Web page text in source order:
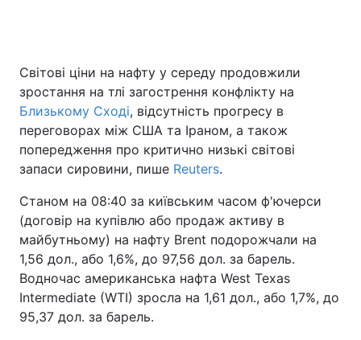
Україна Політика
Економіка Світ
Спорт Наука
Техно і зв'язок Лайт
Зброя Інциденти
Здоров'я Туризм
Цікавинки Погода
Світові ціни на нафту у середу продовжили
зростання на тлі загострення конфлікту на
Близькому Сході, відсутність прогресу в
переговорах між США та Іраном, а також
попередження про критично низькі світові
запаси сировини, пише Reuters.
Станом на 08:40 за київським часом ф'ючерси
(договір на купівлю або продаж активу в
майбутньому) на нафту Brent подорожчали на
1,56 дол., або 1,6%, до 97,56 дол. за барель.
Водночас американська нафта West Texas
Intermediate (WTI) зросла на 1,61 дол., або 1,7%, до
95,37 дол. за барель.